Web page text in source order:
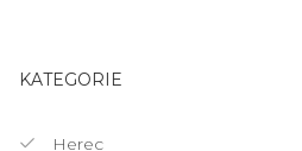
KATEGORIE
Herec